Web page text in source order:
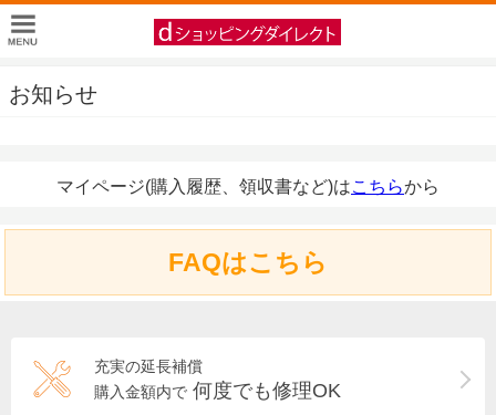
お知らせ
マイページ(購入履歴、領収書など)はこちらから
FAQはこちら
充実の延長補償
購入金額内で 何度でも修理OK